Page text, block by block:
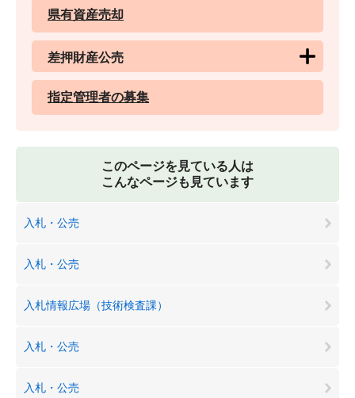
県有資産売却
差押財産公売
指定管理者の募集
このページを見ている人は
こんなページも見ています
入札・公売
入札・公売
入札情報広場（技術検査課）
入札・公売
入札・公売